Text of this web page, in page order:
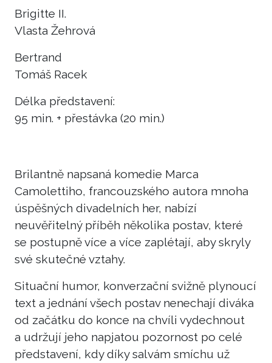
Brigitte II.
Vlasta Žehrová
Bertrand
Tomáš Racek
Délka představení:
95 min. + přestávka (20 min.)
Brilantně napsaná komedie Marca
Camolettiho, francouzského autora mnoha
úspěšných divadelních her, nabízí
neuvěřitelný příběh několika postav, které
se postupně více a více zaplétají, aby skryly
své skutečné vztahy.
Situační humor, konverzační svižně plynoucí
text a jednání všech postav nenechají diváka
od začátku do konce na chvíli vydechnout
a udržují jeho napjatou pozornost po celé
představení, kdy díky salvám smíchu už